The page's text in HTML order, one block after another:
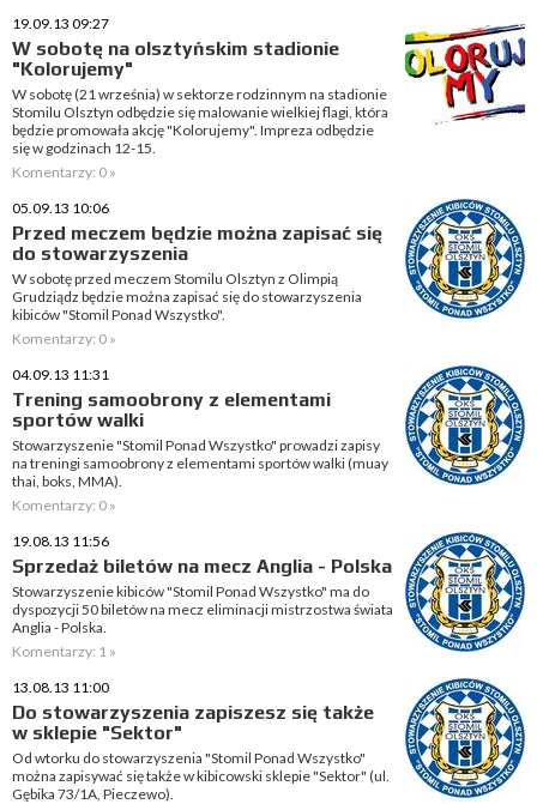
19.09.13 09:27
W sobotę na olsztyńskim stadionie
"Kolorujemy"
W sobotę (21 września) w sektorze rodzinnym na stadionie
Stomilu Olsztyn odbędzie się malowanie wielkiej flagi, która
będzie promowała akcję "Kolorujemy". Impreza odbędzie
się w godzinach 12-15.
Komentarzy: 0 »
05.09.13 10:06
Przed meczem będzie można zapisać się
do stowarzyszenia
W sobotę przed meczem Stomilu Olsztyn z Olimpią
Grudziądz będzie można zapisać się do stowarzyszenia
kibiców "Stomil Ponad Wszystko".
Komentarzy: 0 »
04.09.13 11:31
Trening samoobrony z elementami
sportów walki
Stowarzyszenie "Stomil Ponad Wszystko" prowadzi zapisy
na treningi samoobrony z elementami sportów walki (muay
thai, boks, MMA).
Komentarzy: 0 »
19.08.13 11:56
Sprzedaż biletów na mecz Anglia - Polska
Stowarzyszenie kibiców "Stomil Ponad Wszystko" ma do
dyspozycji 50 biletów na mecz eliminacji mistrzostwa świata
Anglia - Polska.
Komentarzy: 1 »
13.08.13 11:00
Do stowarzyszenia zapiszesz się także
w sklepie "Sektor"
Od wtorku do stowarzyszenia "Stomil Ponad Wszystko"
można zapisywać się także w kibicowski sklepie "Sektor" (ul.
Gębika 73/1A, Pieczewo).